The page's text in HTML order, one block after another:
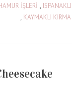
İŞLERİ ,
, KAYMAKLI KIRMA